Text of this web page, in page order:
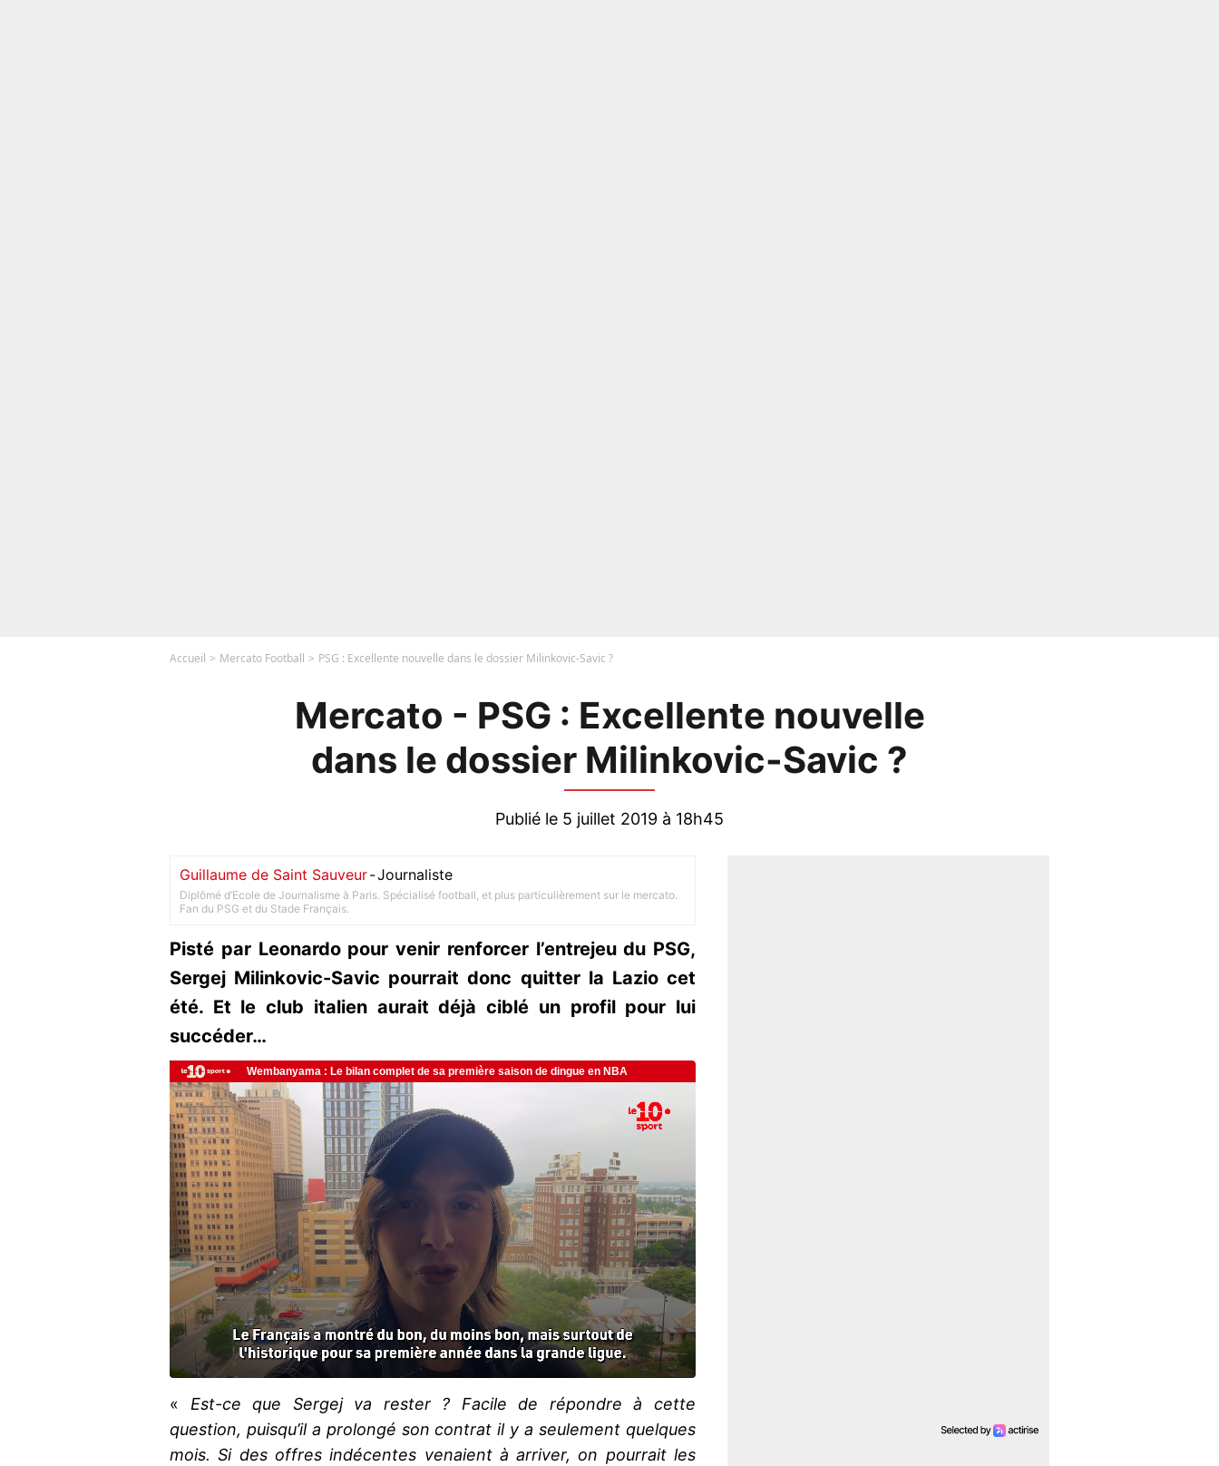
Accueil Mercato Football PSG : Excellente nouvelle dans le dossier Milinkovic-Savic ?
Mercato - PSG : Excellente nouvelle
dans le dossier Milinkovic-Savic ?
Publié le 5 juillet 2019 à 18h45
Guillaume de Saint Sauveur-Journaliste
Diplômé d’Ecole de Journalisme à Paris. Spécialisé football, et plus particulièrement sur le mercato.
Fan du PSG et du Stade Français.
Pisté par Leonardo pour venir renforcer l’entrejeu du PSG,
Sergej Milinkovic-Savic pourrait donc quitter la Lazio cet
été. Et le club italien aurait déjà ciblé un profil pour lui
succéder…
« Est-ce que Sergej va rester ? Facile de répondre à cette
question, puisqu’il a prolongé son contrat il y a seulement quelques
mois. Si des offres indécentes venaient à arriver, on pourrait les